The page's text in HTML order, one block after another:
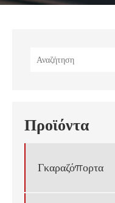
Προϊόντα
Γκαραζόπορτα